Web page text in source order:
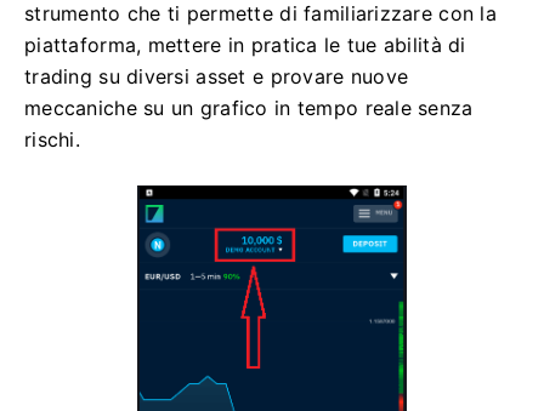
strumento che ti permette di familiarizzare con la
piattaforma, mettere in pratica le tue abilità di
trading su diversi asset e provare nuove
meccaniche su un grafico in tempo reale senza
rischi.